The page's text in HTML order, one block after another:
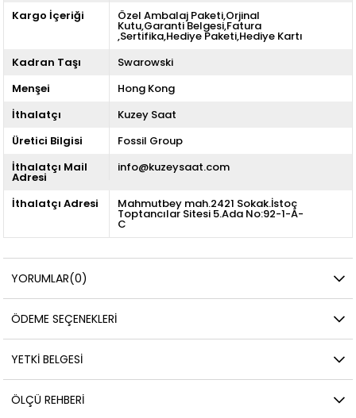
Kargo İçeriği Özel Ambalaj Paketi,Orjinal
Kutu,Garanti Belgesi,Fatura
,Sertifika,Hediye Paketi,Hediye Kartı
Kadran Taşı
Swarowski
Menşei
Hong Kong
İthalatçı
Kuzey Saat
Üretici Bilgisi
Fossil Group
İthalatçı Mail
Adresi
info@kuzeysaat.com
İthalatçı Adresi Mahmutbey mah.2421 Sokak.İstoç
Toptancılar Sitesi 5.Ada No:92-1-A-
C
YORUMLAR(0)
ÖDEME SEÇENEKLERI
YETKİ BELGESİ
ÖLÇÜ REHBERI